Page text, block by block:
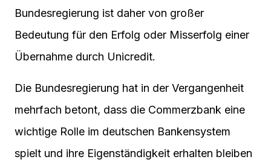
Bundesregierung ist daher von großer
Bedeutung für den Erfolg oder Misserfolg einer
Übernahme durch Unicredit.
Die Bundesregierung hat in der Vergangenheit
mehrfach betont, dass die Commerzbank eine
wichtige Rolle im deutschen Bankensystem
spielt und ihre Eigenständigkeit erhalten bleiben